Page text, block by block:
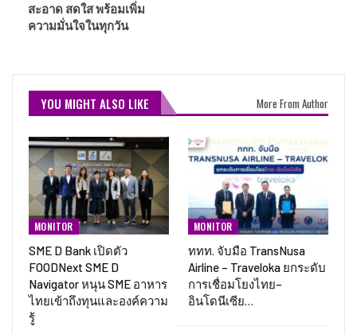
สะอาด สดใส พร้อมเพิ่ม
ความมั่นใจในทุกวัน
YOU MIGHT ALSO LIKE More From Author
MONITOR
SME D Bank เปิดตัว
FOODNext SME D
Navigator หนุน SME อาหาร
ไทยเข้าถึงทุนและองค์ความ
รู้
MONITOR
ททท. จับมือ TransNusa
Airline – Traveloka ยกระดับ
การเชื่อมโยงไทย–
อินโดนีเซีย…